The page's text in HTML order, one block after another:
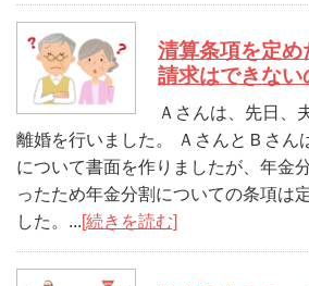
清算条項を定
請求はできない
Ａさんは、先日、
離婚を行いました。 ＡさんとＢさん
について書面を作りましたが、年金
ったため年金分割についての条項は
した。...[続きを読む]